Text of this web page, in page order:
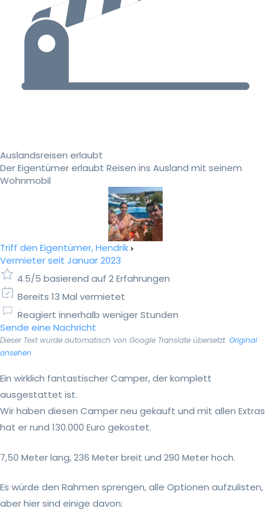
Auslandsreisen erlaubt
Der Eigentümer erlaubt Reisen ins Ausland mit seinem
Wohnmobil
Triff den Eigentümer, Hendrik
Vermieter seit Januar 2023
4.5/5 basierend auf 2 Erfahrungen
Bereits 13 Mal vermietet
Reagiert innerhalb weniger Stunden
Sende eine Nachricht
Dieser Text wurde automatisch von Google Translate übersetzt. Original
ansehen
Ein wirklich fantastischer Camper, der komplett
ausgestattet ist.
Wir haben diesen Camper neu gekauft und mit allen Extras
hat er rund 130.000 Euro gekostet.
7,50 Meter lang, 236 Meter breit und 290 Meter hoch.
Es würde den Rahmen sprengen, alle Optionen aufzulisten,
aber hier sind einige davon: